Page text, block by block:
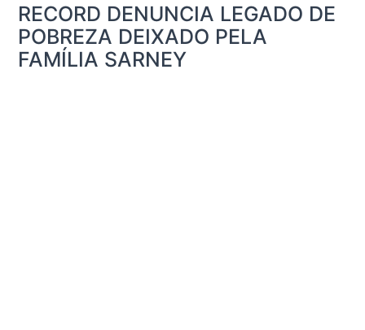
RECORD DENUNCIA LEGADO DE
POBREZA DEIXADO PELA
FAMÍLIA SARNEY